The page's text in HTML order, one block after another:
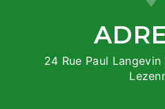
24 Rue Paul Langevin ZI du Hellu, 59260